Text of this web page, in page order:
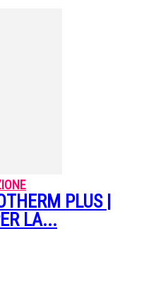
PLUS |
LA...